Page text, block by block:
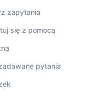
zapytania
się z pomocą
pytania